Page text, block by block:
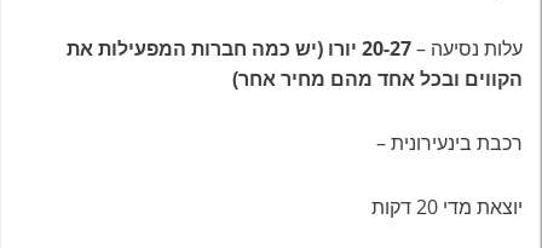
עלות נסיעה –
20-27 יורו (יש כמה חברות המפעילות את
הקווים ובכל אחד מהם מחיר אחר)
רכבת בינעירונית –
יוצאת מדי 20 דקות